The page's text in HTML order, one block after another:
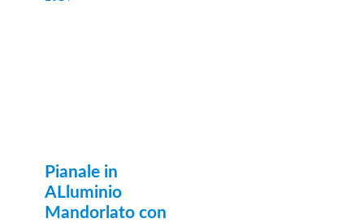
Pianale in
ALluminio
Mandorlato con